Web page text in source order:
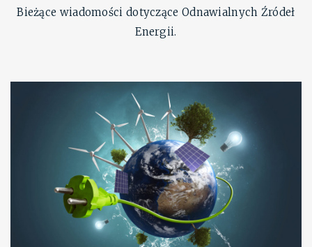
Bieżące wiadomości dotyczące Odnawialnych Źródeł
Energii.